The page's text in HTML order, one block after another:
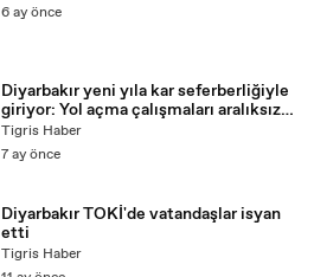
6 ay önce
Diyarbakır yeni yıla kar seferberliğiyle
giriyor: Yol açma çalışmaları aralıksız
sürüyor
Tigris Haber
7 ay önce
Diyarbakır TOKİ'de vatandaşlar isyan
etti
Tigris Haber